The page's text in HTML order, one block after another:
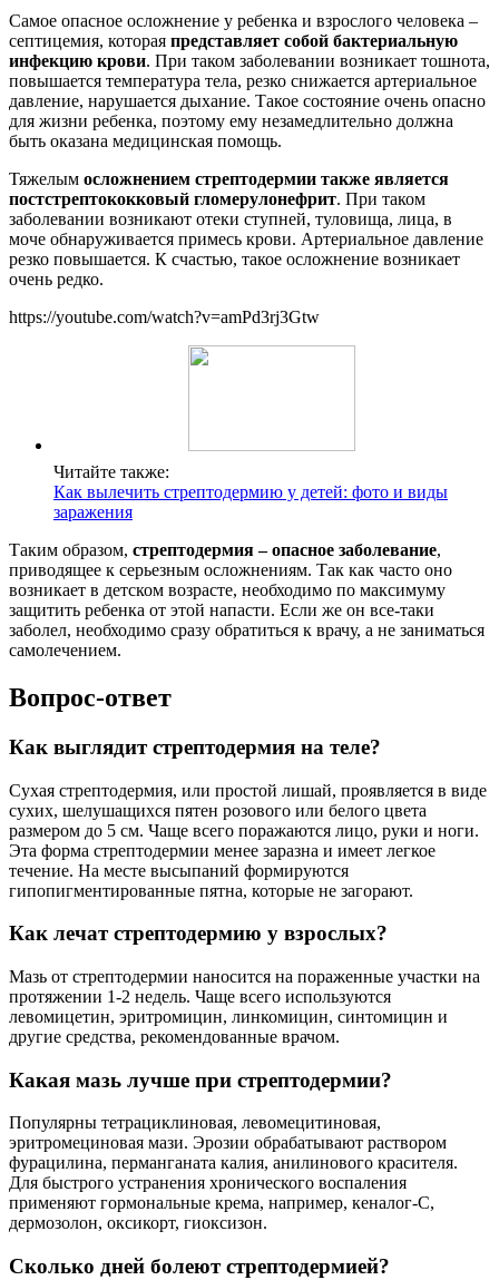
Самое опасное осложнение у ребенка и взрослого человека –
септицемия, которая представляет собой бактериальную
инфекцию крови. При таком заболевании возникает тошнота,
повышается температура тела, резко снижается артериальное
давление, нарушается дыхание. Такое состояние очень опасно
для жизни ребенка, поэтому ему незамедлительно должна
быть оказана медицинская помощь.
Тяжелым осложнением стрептодермии также является
постстрептококковый гломерулонефрит. При таком
заболевании возникают отеки ступней, туловища, лица, в
моче обнаруживается примесь крови. Артериальное давление
резко повышается. К счастью, такое осложнение возникает
очень редко.
https://youtube.com/watch?v=amPd3rj3Gtw
Читайте также:
Как вылечить стрептодермию у детей: фото и виды
заражения
Таким образом, стрептодермия – опасное заболевание,
приводящее к серьезным осложнениям. Так как часто оно
возникает в детском возрасте, необходимо по максимуму
защитить ребенка от этой напасти. Если же он все-таки
заболел, необходимо сразу обратиться к врачу, а не заниматься
самолечением.
Вопрос-ответ
Как выглядит стрептодермия на теле?
Сухая стрептодермия, или простой лишай, проявляется в виде
сухих, шелушащихся пятен розового или белого цвета
размером до 5 см. Чаще всего поражаются лицо, руки и ноги.
Эта форма стрептодермии менее заразна и имеет легкое
течение. На месте высыпаний формируются
гипопигментированные пятна, которые не загорают.
Как лечат стрептодермию у взрослых?
Мазь от стрептодермии наносится на пораженные участки на
протяжении 1-2 недель. Чаще всего используются
левомицетин, эритромицин, линкомицин, синтомицин и
другие средства, рекомендованные врачом.
Какая мазь лучше при стрептодермии?
Популярны тетрациклиновая, левомецитиновая,
эритромециновая мази. Эрозии обрабатывают раствором
фурацилина, перманганата калия, анилинового красителя.
Для быстрого устранения хронического воспаления
применяют гормональные крема, например, кеналог-С,
дермозолон, оксикорт, гиоксизон.
Сколько дней болеют стрептодермией?